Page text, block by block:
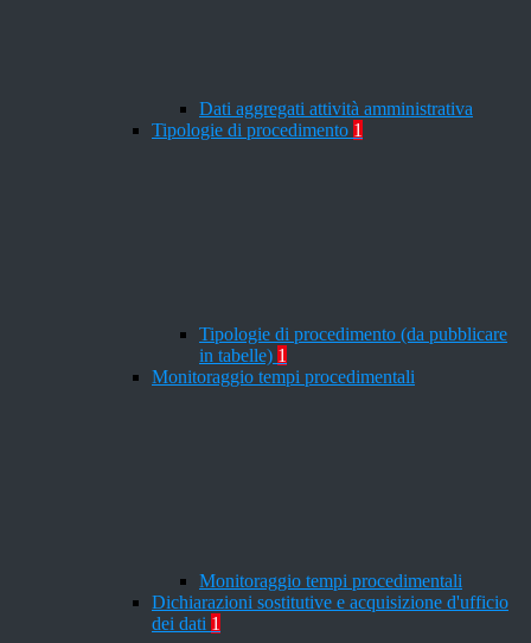
Dati aggregati attività amministrativa
Tipologie di procedimento 1
Tipologie di procedimento (da pubblicare
in tabelle) 1
Monitoraggio tempi procedimentali
Monitoraggio tempi procedimentali
Dichiarazioni sostitutive e acquisizione d'ufficio
dei dati 1